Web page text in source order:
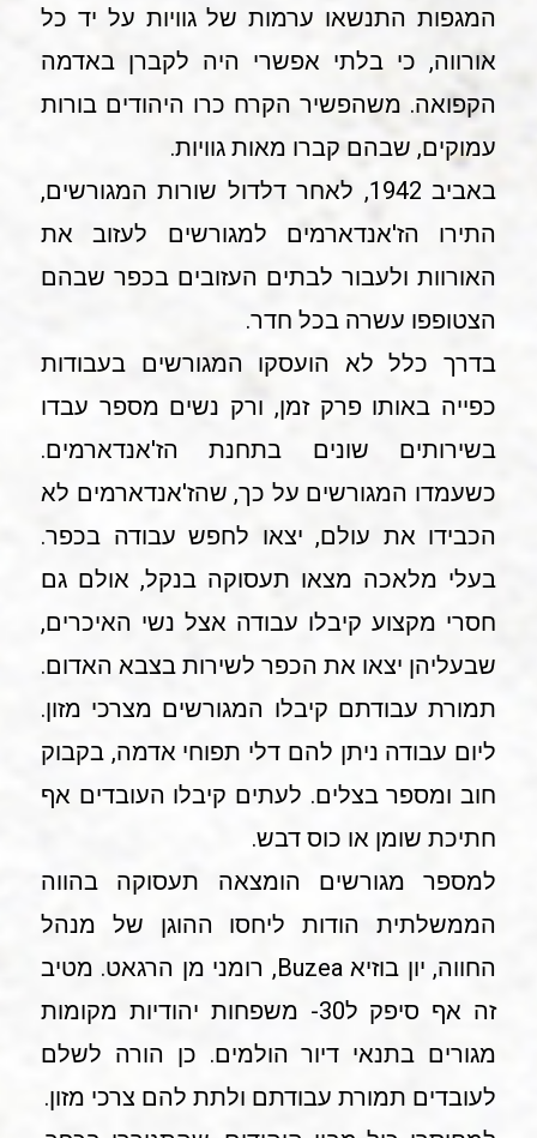
המגפות התנשאו ערמות של גוויות על יד כל
אורווה, כי בלתי אפשרי היה לקברן באדמה
הקפואה. משהפשיר הקרח כרו היהודים בורות
עמוקים, שבהם קברו מאות גוויות.
באביב 1942, לאחר דלדול שורות המגורשים,
התירו הז'אנדארמים למגורשים לעזוב את
האורוות ולעבור לבתים העזובים בכפר שבהם
הצטופפו עשרה בכל חדר.
בדרך כלל לא הועסקו המגורשים בעבודות
כפייה באותו פרק זמן, ורק נשים מספר עבדו
בשירותים שונים בתחנת הז'אנדארמים.
כשעמדו המגורשים על כך, שהז'אנדארמים לא
הכבידו את עולם, יצאו לחפש עבודה בכפר.
בעלי מלאכה מצאו תעסוקה בנקל, אולם גם
חסרי מקצוע קיבלו עבודה אצל נשי האיכרים,
שבעליהן יצאו את הכפר לשירות בצבא האדום.
תמורת עבודתם קיבלו המגורשים מצרכי מזון.
ליום עבודה ניתן להם דלי תפוחי אדמה, בקבוק
חוב ומספר בצלים. לעתים קיבלו העובדים אף
חתיכת שומן או כוס דבש.
למספר מגורשים הומצאה תעסוקה בהווה
הממשלתית הודות ליחסו ההוגן של מנהל
החווה, יון בוזיא Buzea, רומני מן הרגאט. מטיב
זה אף סיפק ל30- משפחות יהודיות מקומות
מגורים בתנאי דיור הולמים. כן הורה לשלם
לעובדים תמורת עבודתם ולתת להם צרכי מזון.